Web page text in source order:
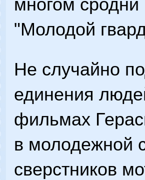
многом сродни
"Молодой
Не случайно
единения
фильмах
в молодежной
сверстников